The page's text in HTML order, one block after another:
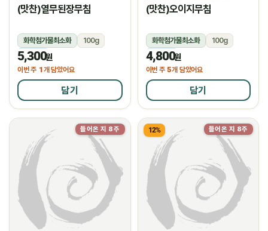
(맛찬)열무된장무침
화학첨가물최소화
100g
냉장
5,300원
이번 주 1개 담았어요
담기
(맛찬)오이지무침
화학첨가물최소화
100g
냉장
4,800원
이번 주 5개 담았어요
담기
들어온 지 8주 들어온 지 8주
12%